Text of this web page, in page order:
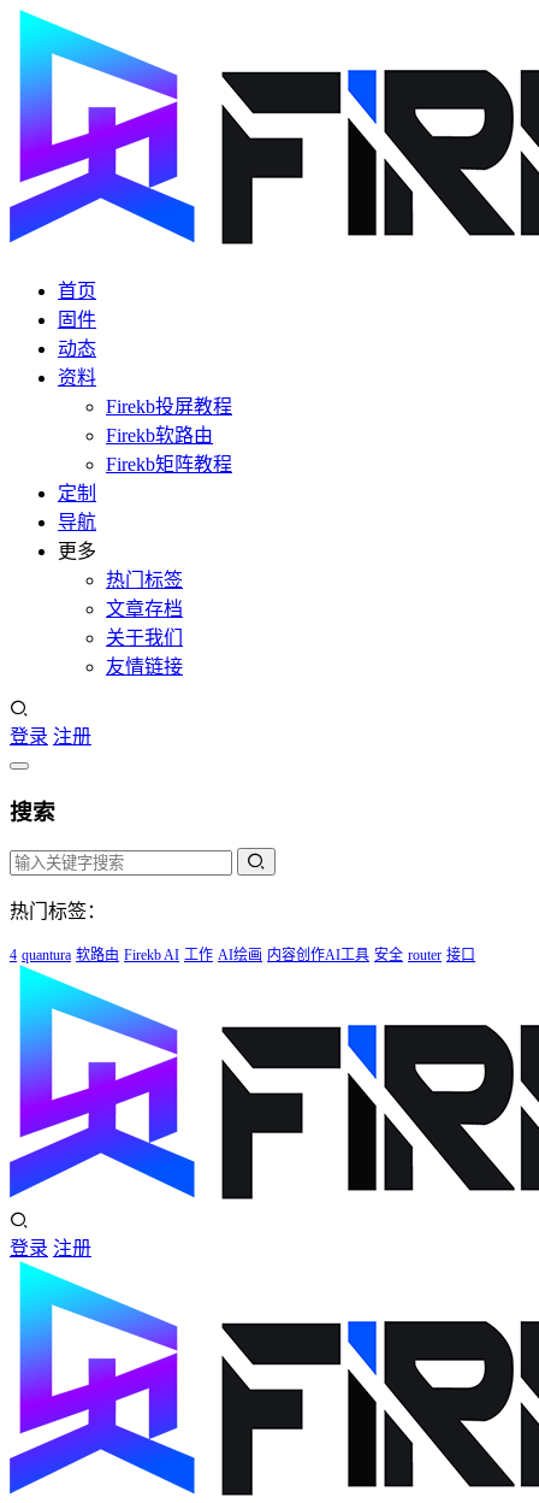
首页
固件
动态
资料
Firekb投屏教程
Firekb软路由
Firekb矩阵教程
定制
导航
更多
热门标签
文章存档
关于我们
友情链接
登录 注册
搜索
热门标签：
4 quantura 软路由 Firekb AI 工作 AI绘画 内容创作AI工具 安全 router 接口
登录 注册